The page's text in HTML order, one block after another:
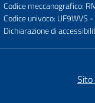
Codice meccanografico:
Codice univoco: UF9WVS -
Dichiarazione di
Sito